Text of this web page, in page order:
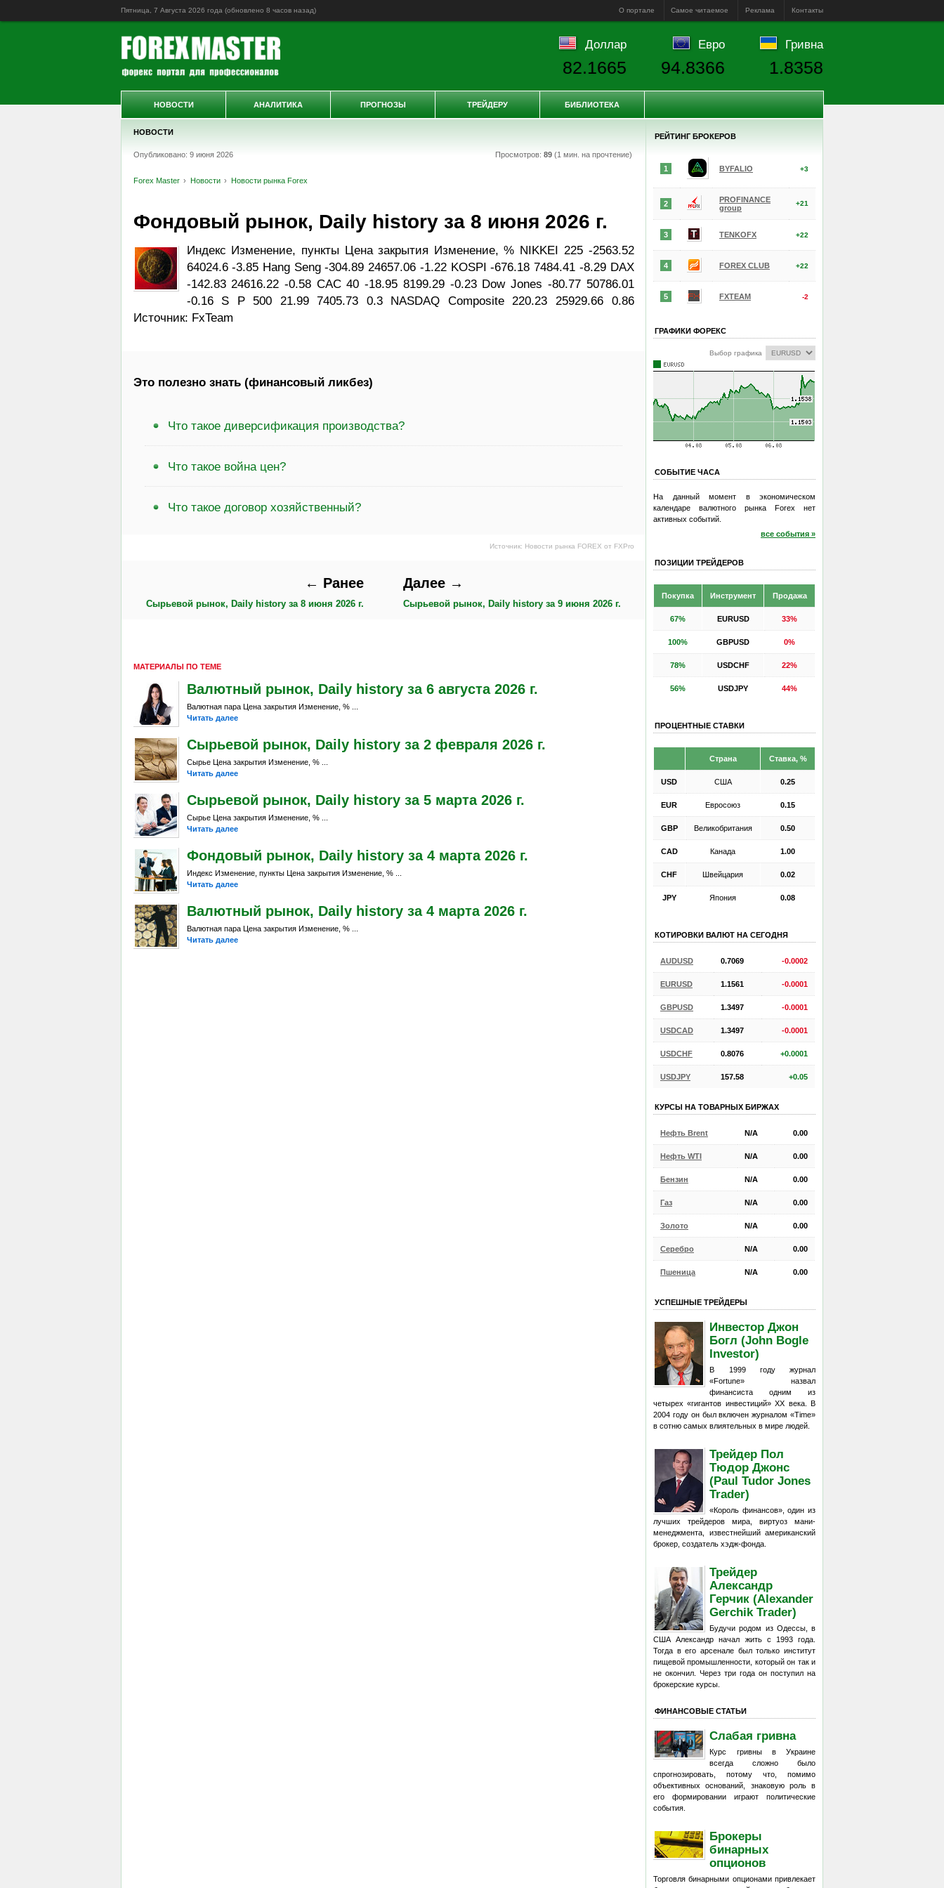
Пятница, 7 Августа 2026 года (обновлено 8 часов назад) О портале Самое читаемое Реклама Контакты
НОВОСТИ
Опубликовано: 9 июня 2026 Просмотров: 89(1 мин. на прочтение)
Forex Master Новости Новости рынка Forex
Фондовый рынок, Daily history за 8 июня 2026 г.
Индекс Изменение, пункты Цена закрытия Изменение, % NIKKEI 225 -2563.52
64024.6 -3.85 Hang Seng -304.89 24657.06 -1.22 KOSPI -676.18 7484.41 -8.29 DAX
-142.83 24616.22 -0.58 CAC 40 -18.95 8199.29 -0.23 Dow Jones -80.77 50786.01
-0.16 S P 500 21.99 7405.73 0.3 NASDAQ Composite 220.23 25929.66 0.86
Источник: FxTeam
Это полезно знать (финансовый ликбез)
Что такое диверсификация производства?
Что такое война цен?
Что такое договор хозяйственный?
Источник: Новости рынка FOREX от FXPro
← Ранее
Сырьевой рынок, Daily history за 8 июня 2026 г.
Далее →
Сырьевой рынок, Daily history за 9 июня 2026 г.
МАТЕРИАЛЫ ПО ТЕМЕ
Валютный рынок, Daily history за 6 августа 2026 г.
Валютная пара Цена закрытия Изменение, % ...
Читать далее
Сырьевой рынок, Daily history за 2 февраля 2026 г.
Сырье Цена закрытия Изменение, % ...
Читать далее
Сырьевой рынок, Daily history за 5 марта 2026 г.
Сырье Цена закрытия Изменение, % ...
Читать далее
Фондовый рынок, Daily history за 4 марта 2026 г.
Индекс Изменение, пункты Цена закрытия Изменение, % ...
Читать далее
Валютный рынок, Daily history за 4 марта 2026 г.
Валютная пара Цена закрытия Изменение, % ...
Читать далее
РЕЙТИНГ БРОКЕРОВ
1 BYFALIO +3
2
PROFINANCE
group
+21
3 TENKOFX +22
4 FOREX CLUB +22
5 FXTEAM -2
ГРАФИКИ ФОРЕКС
Выбор графика
СОБЫТИЕ ЧАСА
На данный момент в экономическом
календаре валютного рынка Forex нет
активных событий.
все события »
ПОЗИЦИИ ТРЕЙДЕРОВ
Покупка Инструмент Продажа
67% EURUSD 33%
100% GBPUSD 0%
78% USDCHF 22%
56% USDJPY 44%
ПРОЦЕНТНЫЕ СТАВКИ
Страна Ставка, %
USD США 0.25
EUR Евросоюз 0.15
GBP Великобритания 0.50
CAD Канада 1.00
CHF Швейцария 0.02
JPY Япония 0.08
КОТИРОВКИ ВАЛЮТ НА СЕГОДНЯ
AUDUSD 0.7069 -0.0002
EURUSD 1.1561 -0.0001
GBPUSD 1.3497 -0.0001
USDCAD 1.3497 -0.0001
USDCHF 0.8076 +0.0001
USDJPY 157.58 +0.05
КУРСЫ НА ТОВАРНЫХ БИРЖАХ
Нефть Brent N/A 0.00
Нефть WTI N/A 0.00
Бензин N/A 0.00
Газ N/A 0.00
Золото N/A 0.00
Серебро N/A 0.00
Пшеница N/A 0.00
УСПЕШНЫЕ ТРЕЙДЕРЫ
Инвестор Джон
Богл (John Bogle
Investor)
В 1999 году журнал
«Fortune» назвал
финансиста одним из
четырех «гигантов инвестиций» XX века. В
2004 году он был включен журналом «Time»
в сотню самых влиятельных в мире людей.
Трейдер Пол
Тюдор Джонс
(Paul Tudor Jones
Trader)
«Король финансов», один из
лучших трейдеров мира, виртуоз мани-
менеджмента, известнейший американский
брокер, создатель хэдж-фонда.
Трейдер
Александр
Герчик (Alexander
Gerchik Trader)
Будучи родом из Одессы, в
США Александр начал жить с 1993 года.
Тогда в его арсенале был только институт
пищевой промышленности, который он так и
не окончил. Через три года он поступил на
брокерские курсы.
ФИНАНСОВЫЕ СТАТЬИ
Слабая гривна
Курс гривны в Украине
всегда сложно было
спрогнозировать, потому что, помимо
объективных оснований, знаковую роль в
его формировании играют политические
события.
Брокеры
бинарных
опционов
Торговля бинарными опционами привлекает
Доллар
82.1665
Евро
94.8366
Гривна
1.8358
НОВОСТИ АНАЛИТИКА ПРОГНОЗЫ ТРЕЙДЕРУ БИБЛИОТЕКА